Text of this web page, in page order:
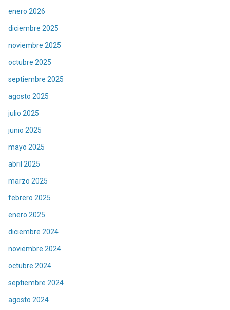
enero 2026
diciembre 2025
noviembre 2025
octubre 2025
septiembre 2025
agosto 2025
julio 2025
junio 2025
mayo 2025
abril 2025
marzo 2025
febrero 2025
enero 2025
diciembre 2024
noviembre 2024
octubre 2024
septiembre 2024
agosto 2024